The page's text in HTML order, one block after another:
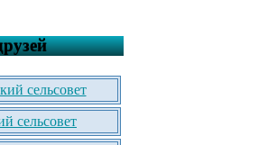
сельсовет
сельсовет